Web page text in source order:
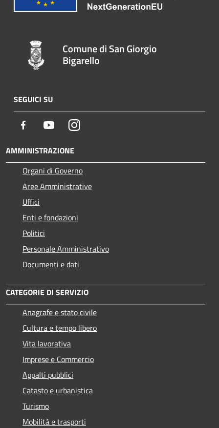
Comune di San Giorgio
Bigarello
SEGUICI SU
Facebook YoutubeInstagram
AMMINISTRAZIONE
Organi di Governo
Aree Amministrative
Uffici
Enti e fondazioni
Politici
Personale Amministrativo
Documenti e dati
CATEGORIE DI SERVIZIO
Anagrafe e stato civile
Cultura e tempo libero
Vita lavorativa
Imprese e Commercio
Appalti pubblici
Catasto e urbanistica
Turismo
Mobilità e trasporti